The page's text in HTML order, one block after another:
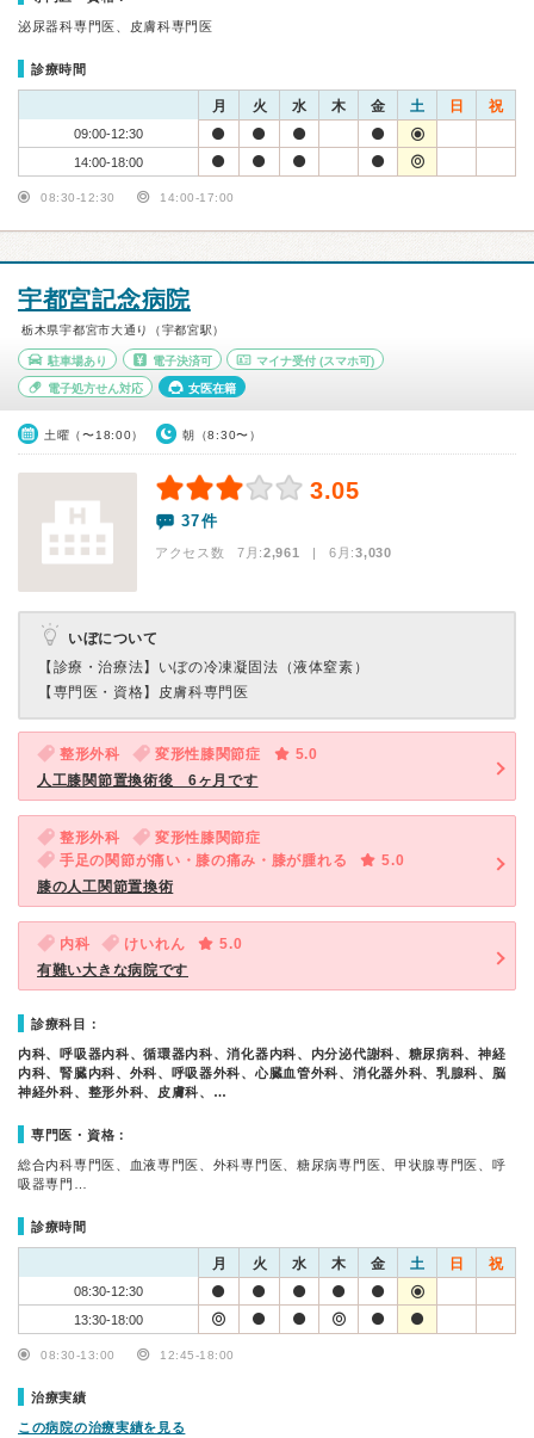
泌尿器科専門医、皮膚科専門医
診療時間
月 火 水 木 金 土 日 祝
09:00-12:30
14:00-18:00
08:30-12:30 14:00-17:00
宇都宮記念病院
栃木県宇都宮市大通り（宇都宮駅）
駐車場あり 電子決済可 マイナ受付 (スマホ可)
電子処方せん対応 女医在籍
土曜（〜18:00） 朝（8:30〜）
3.05
37件
アクセス数 7月:2,961 | 6月:3,030
いぼについて
【診療・治療法】 いぼの冷凍凝固法（液体窒素）
【専門医・資格】 皮膚科専門医
整形外科 変形性膝関節症
5.0
人工膝関節置換術後 6ヶ月です
整形外科
変形性膝関節症
手足の関節が痛い・膝の痛み・膝が腫れる
5.0
膝の人工関節置換術
内科 けいれん
5.0
有難い大きな病院です
診療科目：
内科、呼吸器内科、循環器内科、消化器内科、内分泌代謝科、糖尿病科、神経
内科、腎臓内科、外科、呼吸器外科、心臓血管外科、消化器外科、乳腺科、脳
神経外科、整形外科、皮膚科、…
専門医・資格：
総合内科専門医、血液専門医、外科専門医、糖尿病専門医、甲状腺専門医、呼
吸器専門…
診療時間
月 火 水 木 金 土 日 祝
08:30-12:30
13:30-18:00
08:30-13:00 12:45-18:00
治療実績
この病院の治療実績を見る